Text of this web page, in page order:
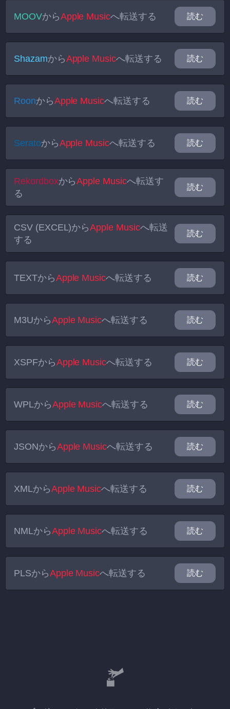
MOOVからApple Musicへ転送する 読む
ShazamからApple Musicへ転送する 読む
RoonからApple Musicへ転送する 読む
SeratoからApple Musicへ転送する 読む
RekordboxからApple Musicへ転送す
る
読む
CSV (EXCEL)からApple Musicへ転送
する
読む
TEXTからApple Musicへ転送する 読む
M3UからApple Musicへ転送する 読む
XSPFからApple Musicへ転送する 読む
WPLからApple Musicへ転送する 読む
JSONからApple Musicへ転送する 読む
XMLからApple Musicへ転送する 読む
NMLからApple Musicへ転送する 読む
PLSからApple Musicへ転送する 読む